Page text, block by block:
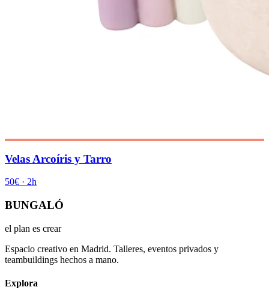
Velas Arcoíris y Tarro
50€ · 2h
BUNGALÓ
el plan es crear
Espacio creativo en Madrid. Talleres, eventos privados y
teambuildings hechos a mano.
Explora